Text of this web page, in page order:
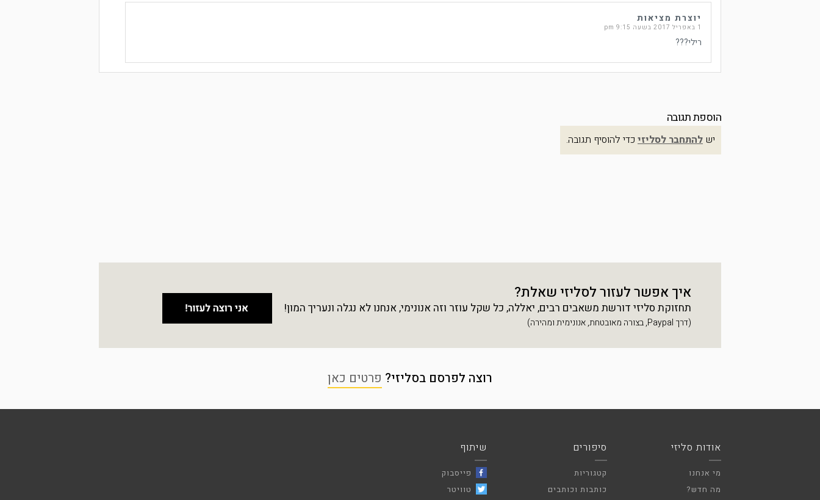
יוצרת מציאות
1 באפריל 2017 בשעה 9:15 pm
רילי???
הוספת תגובה
יש להתחבר לסליזי כדי להוסיף תגובה.
איך אפשר לעזור לסליזי שאלת?
תחזוקת סליזי דורשת משאבים רבים, יאללה, כל שקל עוזר וזה אנונימי, אנחנו לא נגלה ונעריך המון!
(דרך Paypal, בצורה מאובטחת, אנונימית ומהירה)
רוצה לפרסם בסליזי? פרטים כאן
אודות סליזי
מי אנחנו
מה חדש?
סיפורים
קטגוריות
כותבות וכותבים
שיתוף
פייסבוק
טוויטר